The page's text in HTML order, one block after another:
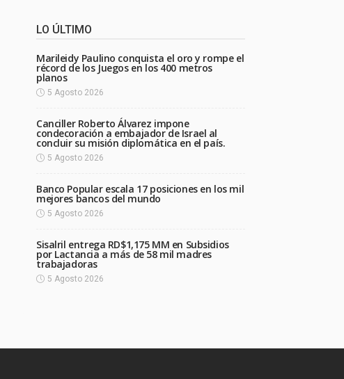
LO ÚLTIMO
Marileidy Paulino conquista el oro y rompe el
récord de los Juegos en los 400 metros
planos
5 Agosto 2026
Canciller Roberto Álvarez impone
condecoración a embajador de Israel al
concluir su misión diplomática en el país.
5 Agosto 2026
Banco Popular escala 17 posiciones en los mil
mejores bancos del mundo
5 Agosto 2026
Sisalril entrega RD$1,175 MM en Subsidios
por Lactancia a más de 58 mil madres
trabajadoras
5 Agosto 2026